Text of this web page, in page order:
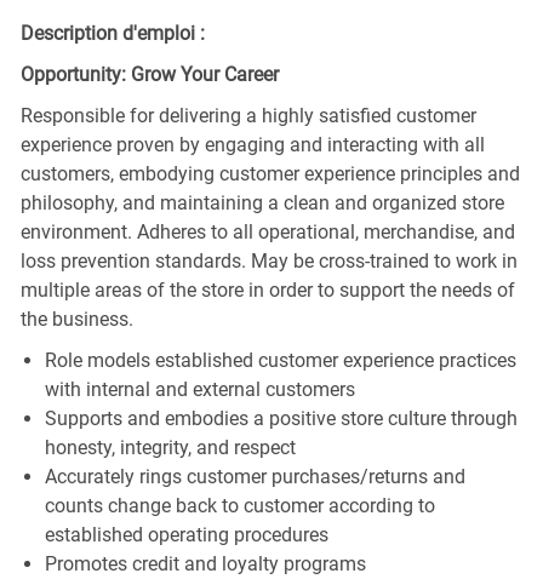
Description d'emploi :
Opportunity: Grow Your Career
Responsible for delivering a highly satisfied customer
experience proven by engaging and interacting with all
customers, embodying customer experience principles and
philosophy, and maintaining a clean and organized store
environment. Adheres to all operational, merchandise, and
loss prevention standards. May be cross-trained to work in
multiple areas of the store in order to support the needs of
the business.
Role models established customer experience practices
with internal and external customers
Supports and embodies a positive store culture through
honesty, integrity, and respect
Accurately rings customer purchases/returns and
counts change back to customer according to
established operating procedures
Promotes credit and loyalty programs